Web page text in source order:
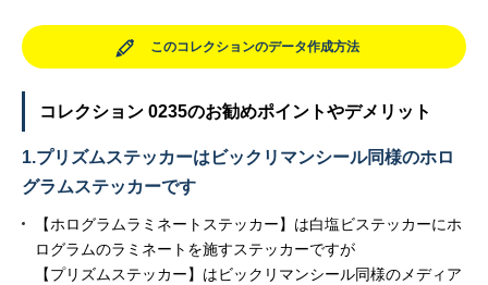
このコレクションのデータ作成方法
コレクション 0235のお勧めポイントやデメリット
1.プリズムステッカーはビックリマンシール同様のホロ
グラムステッカーです
【ホログラムラミネートステッカー】は白塩ビステッカーにホ
ログラムのラミネートを施すステッカーですが
【プリズムステッカー】はビックリマンシール同様のメディア